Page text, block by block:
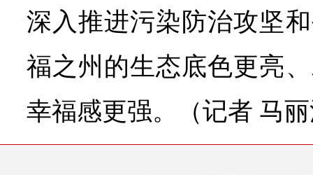
深入推进污染防治攻坚
福之州的生态底色更亮
幸福感更强。（记者 马